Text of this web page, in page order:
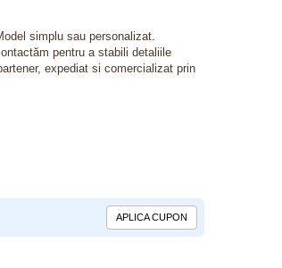
simplu sau personalizat.
pentru a stabili detaliile
expediat si comercializat prin
APLICA CUPON